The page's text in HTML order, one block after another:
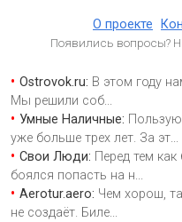
О проекте
Появились вопросы?
Ostrovok.ru: В этом году
Мы решили соб...
Умные Наличные:
уже больше трех лет. За эт...
Свои Люди: Перед тем
боялся попасть на н...
Aerotur.aero: Чем хорош,
не создаёт. Биле...